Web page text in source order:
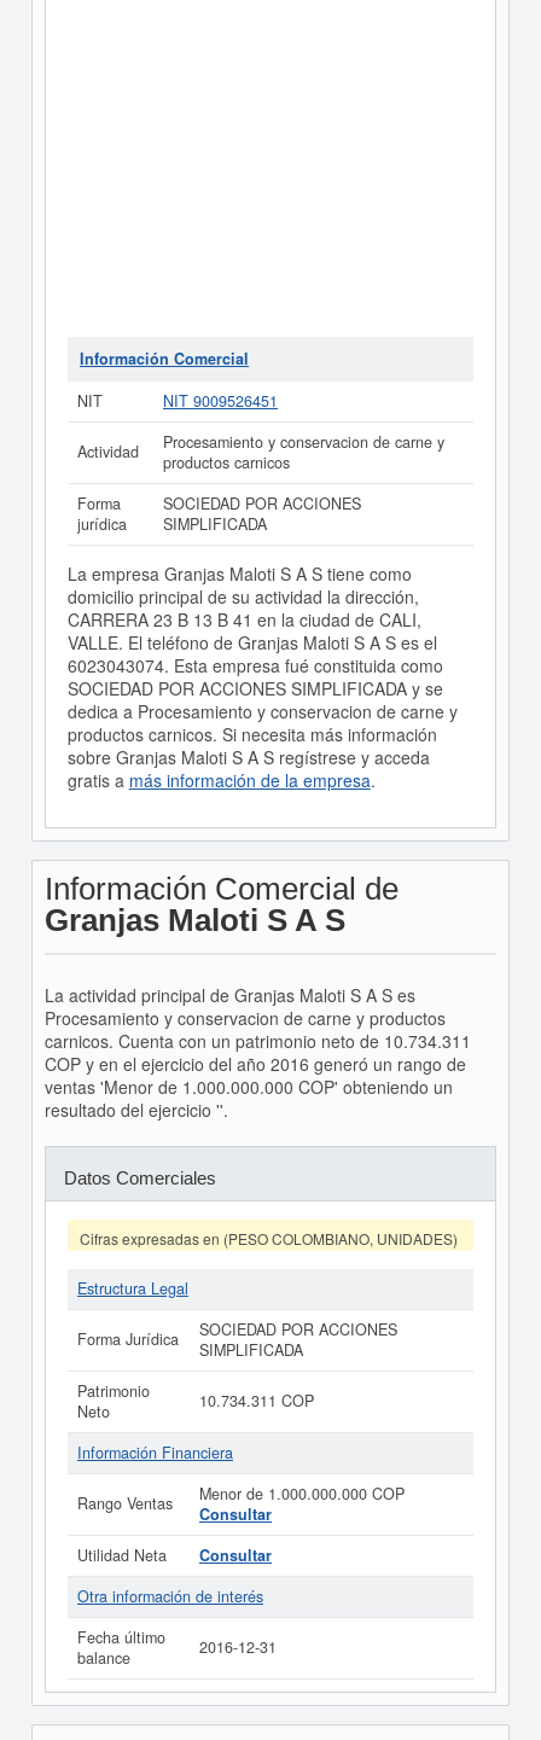
Información Comercial
NIT
NIT 9009526451
Actividad
Procesamiento y conservacion de carne y
productos carnicos
Forma
jurídica
SOCIEDAD POR ACCIONES
SIMPLIFICADA
La empresa Granjas Maloti S A S tiene como
domicilio principal de su actividad la dirección,
CARRERA 23 B 13 B 41 en la ciudad de CALI,
VALLE. El teléfono de Granjas Maloti S A S es el
6023043074. Esta empresa fué constituida como
SOCIEDAD POR ACCIONES SIMPLIFICADA y se
dedica a Procesamiento y conservacion de carne y
productos carnicos. Si necesita más información
sobre Granjas Maloti S A S regístrese y acceda
gratis a más información de la empresa.
Información Comercial de
Granjas Maloti S A S
La actividad principal de Granjas Maloti S A S es
Procesamiento y conservacion de carne y productos
carnicos. Cuenta con un patrimonio neto de 10.734.311
COP y en el ejercicio del año 2016 generó un rango de
ventas 'Menor de 1.000.000.000 COP' obteniendo un
resultado del ejercicio ''.
Datos Comerciales
Cifras expresadas en (PESO COLOMBIANO, UNIDADES)
Estructura Legal
Forma Jurídica
SOCIEDAD POR ACCIONES
SIMPLIFICADA
Patrimonio
Neto
10.734.311 COP
Información Financiera
Rango Ventas
Menor de 1.000.000.000 COP
Consultar
Utilidad Neta
Consultar
Otra información de interés
Fecha último
balance
2016-12-31